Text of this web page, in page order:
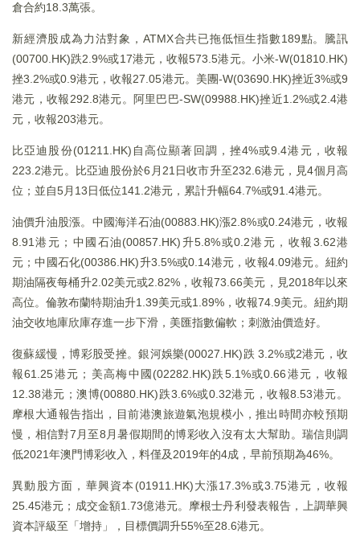
倉合約18.3萬張。
新經濟股成為力沽對象，ATMX合共已拖低恒生指數189點。騰訊
(00700.HK)跌2.9%或17港元，收報573.5港元。小米-W(01810.HK)
挫3.2%或0.9港元，收報27.05港元。美團-W(03690.HK)挫近3%或9
港元，收報292.8港元。阿里巴巴-SW(09988.HK)挫近1.2%或2.4港
元，收報203港元。
比亞迪股份(01211.HK)自高位顯著回調，挫4%或9.4港元，收報
223.2港元。比亞迪股份於6月21日收市升至232.6港元，見4個月高
位；並自5月13日低位141.2港元，累計升幅64.7%或91.4港元。
油價升油股漲。中國海洋石油(00883.HK)漲2.8%或0.24港元，收報
8.91港元；中國石油(00857.HK)升5.8%或0.2港元，收報3.62港
元；中國石化(00386.HK)升3.5%或0.14港元，收報4.09港元。紐約
期油隔夜每桶升2.02美元或2.82%，收報73.66美元，見2018年以來
高位。倫敦布蘭特期油升1.39美元或1.89%，收報74.9美元。紐約期
油交收地庫欣庫存進一步下滑，美匯指數偏軟；刺激油價造好。
復蘇緩慢，博彩股受挫。銀河娛樂(00027.HK)跌 3.2%或2港元，收
報61.25港元；美高梅中國(02282.HK)跌5.1%或0.66港元，收報
12.38港元；澳博(00880.HK)跌3.6%或0.32港元，收報8.53港元。
摩根大通報告指出，目前港澳旅遊氣泡規模小，推出時間亦較預期
慢，相信對7月至8月暑假期間的博彩收入沒有太大幫助。瑞信則調
低2021年澳門博彩收入，料僅及2019年的4成，早前預期為46%。
異動股方面，華興資本(01911.HK)大漲17.3%或3.75港元，收報
25.45港元；成交金額1.73億港元。摩根士丹利發表報告，上調華興
資本評級至「增持」，目標價調升55%至28.6港元。